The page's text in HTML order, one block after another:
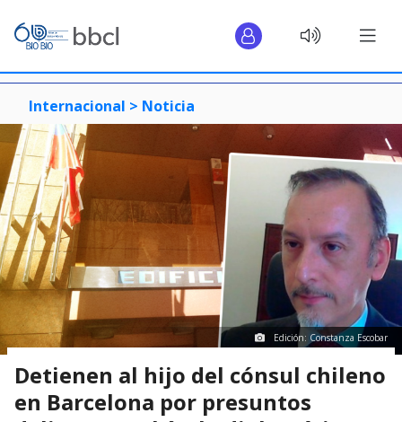
Internacional > Noticia
Edición: Constanza Escobar
Detienen al hijo del cónsul chileno
en Barcelona por presuntos